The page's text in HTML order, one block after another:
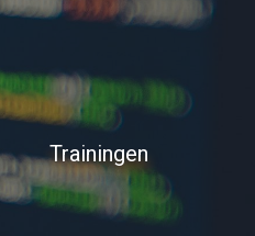
Trainingen